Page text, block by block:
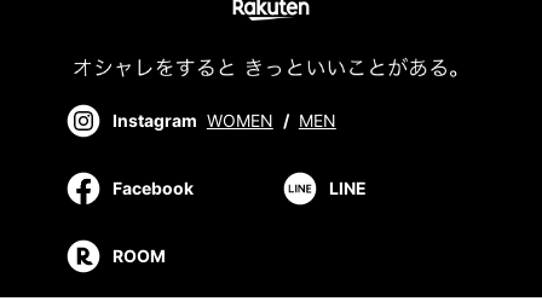
Instagram WOMEN / MEN
Facebook LINE
ROOM